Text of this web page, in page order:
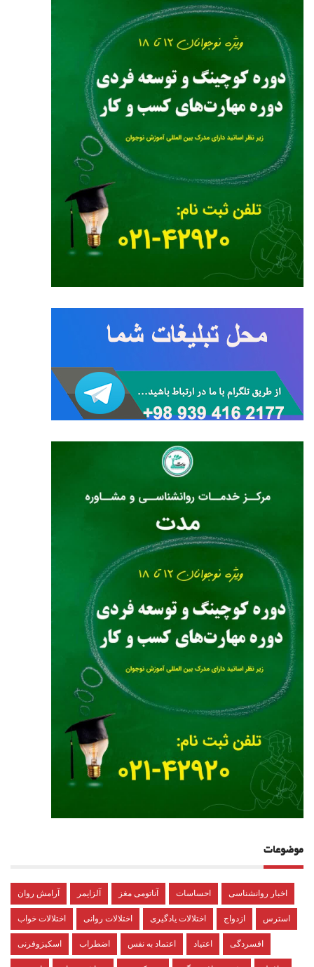
موضوعات
آرامش روان آلزایمر آناتومی مغز احساسات اخبار روانشناسی
اختلالات خواب اختلالات روانی اختلالات یادگیری ازدواج استرس
اسکیزوفرنی اضطراب اعتماد به نفس اعتیاد افسردگی